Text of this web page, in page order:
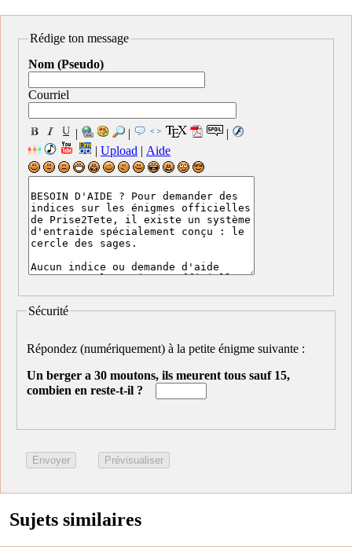
Rédige ton message
Nom (Pseudo)
Courriel
| |
|
| Upload | Aide
Sécurité
Répondez (numériquement) à la petite énigme suivante :
Un berger a 30 moutons, ils meurent tous sauf 15,
combien en reste-t-il ?
Sujets similaires